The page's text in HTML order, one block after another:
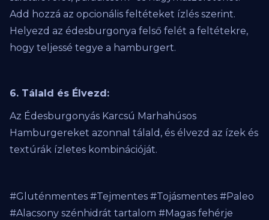
Add hozzá az opcionális feltéteket ízlés szerint.
Helyezd az édesburgonya felső felét a feltétekre,
hogy teljessé tegye a hamburgert.
6. Tálald és Élvezd:
Az Édesburgonyás Karcsú Marhahúsos
Hamburgereket azonnal tálald, és élvezd az ízek és
textúrák ízletes kombinációját.
#Gluténmentes #Tejmentes #Tojásmentes #Paleo
#Alacsony szénhidrát tartalom #Magas fehérje